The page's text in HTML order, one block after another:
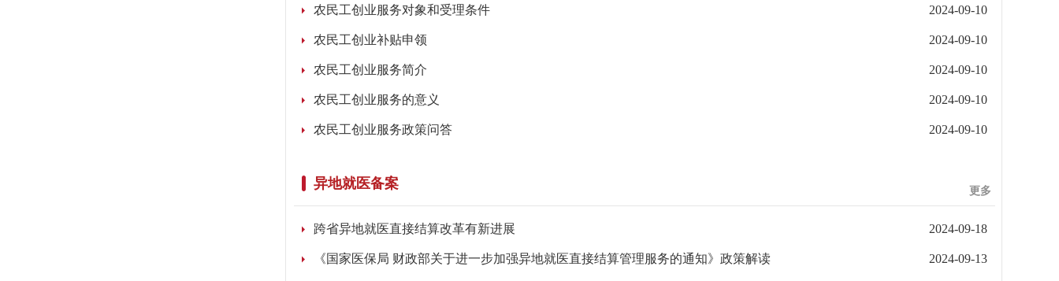
2024-09-10
农民工创业服务对象和受理条件
2024-09-10
农民工创业补贴申领
2024-09-10
农民工创业服务简介
2024-09-10
农民工创业服务的意义
2024-09-10
农民工创业服务政策问答
异地就医备案 更多
2024-09-18
跨省异地就医直接结算改革有新进展
2024-09-13
《国家医保局 财政部关于进一步加强异地就医直接结算管理服务的通知》政策解读